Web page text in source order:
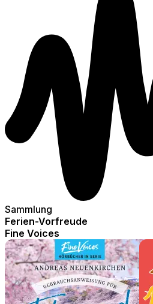
Sammlung
Ferien-Vorfreude
Fine Voices